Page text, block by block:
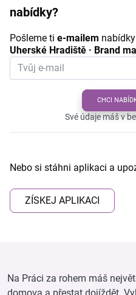
nabídky?
Pošleme ti e-mailem
Uherské Hradiště · Brand
CHCI
Své údaje máš v
Nebo si stáhni aplikaci a
ZÍSKEJ APLIKACI
Na Práci za rohem máš
domova a přestat dojíždět.